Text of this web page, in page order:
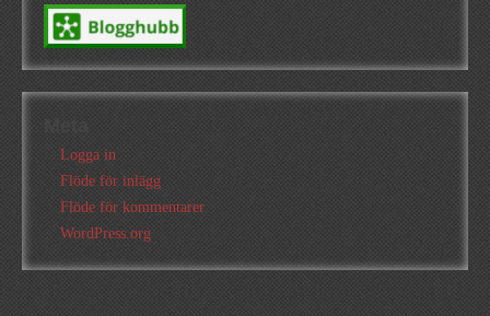
Logga in
Flöde för inlägg
Flöde för kommentarer
WordPress.org